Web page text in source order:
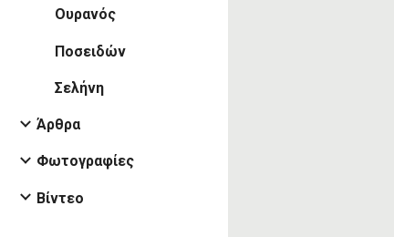
Ουρανός
Ποσειδών
Σελήνη
Άρθρα
Φωτογραφίες
Βίντεο